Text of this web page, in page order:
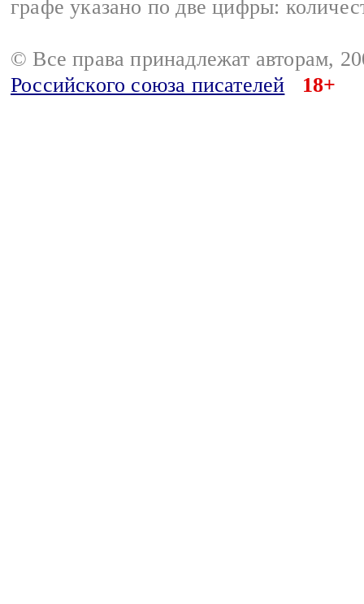
графе указано по две цифры:
© Все права принадлежат авторам,
Российского союза писателей
18+